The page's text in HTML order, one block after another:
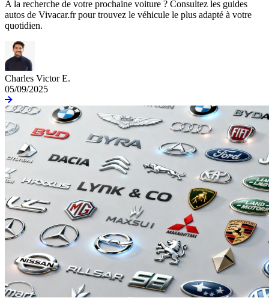
A la recherche de votre prochaine voiture ? Consultez les guides
autos de Vivacar.fr pour trouvez le véhicule le plus adapté à votre
quotidien.
Charles Victor E.
05/09/2025